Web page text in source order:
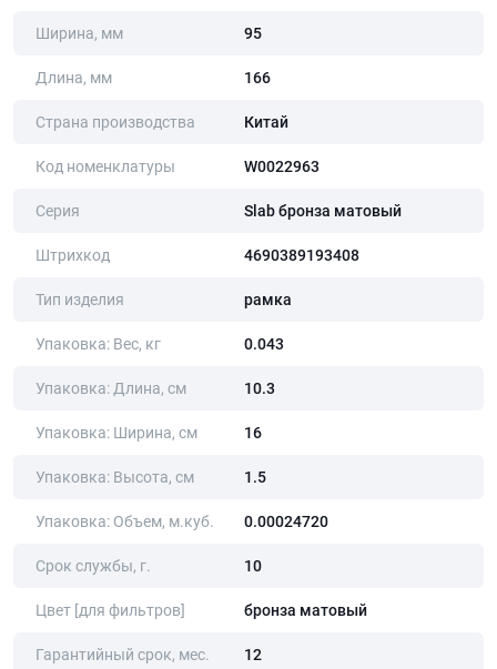
Ширина, мм 95
Длина, мм 166
Страна производства Китай
Код номенклатуры W0022963
Серия Slab бронза матовый
Штрихкод 4690389193408
Тип изделия рамка
Упаковка: Вес, кг 0.043
Упаковка: Длина, cм 10.3
Упаковка: Ширина, cм 16
Упаковка: Высота, cм 1.5
Упаковка: Объем, м.куб. 0.00024720
Срок службы, г. 10
Цвет [для фильтров] бронза матовый
Гарантийный срок, мес. 12